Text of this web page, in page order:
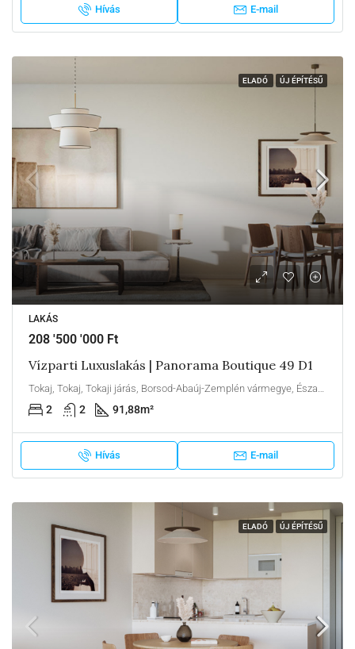
Hívás E-mail
ELADÓ ÚJ ÉPÍTÉSŰ
LAKÁS
208 '500 '000 Ft
Vízparti Luxuslakás | Panorama Boutique 49 D1
Tokaj, Tokaj, Tokaji járás, Borsod-Abaúj-Zemplén vármegye, Észak-Magyarország, Alföld és Észak, Magyarország
2 2 91,88m²
Hívás E-mail
ELADÓ ÚJ ÉPÍTÉSŰ